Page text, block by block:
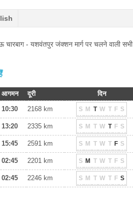
- यशवंतपुर जंक्शन मार्ग पर चलने वाली सभी
आगमन दूरी
दिन
10:30 2168 km S M T W T F S
13:20 2335 km S M T W T F S
15:45 2591 km S M T W T F S
02:45 2201 km S M T W T F S
02:45 2246 km S M T W T F S